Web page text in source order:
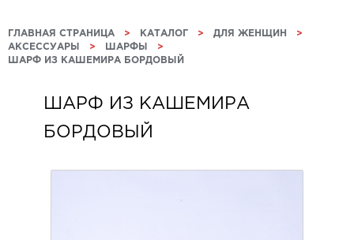
ГЛАВНАЯ СТРАНИЦА > КАТАЛОГ > ДЛЯ ЖЕНЩИН >
АКСЕССУАРЫ > ШАРФЫ >
ШАРФ ИЗ КАШЕМИРА БОРДОВЫЙ
ШАРФ ИЗ КАШЕМИРА
БОРДОВЫЙ